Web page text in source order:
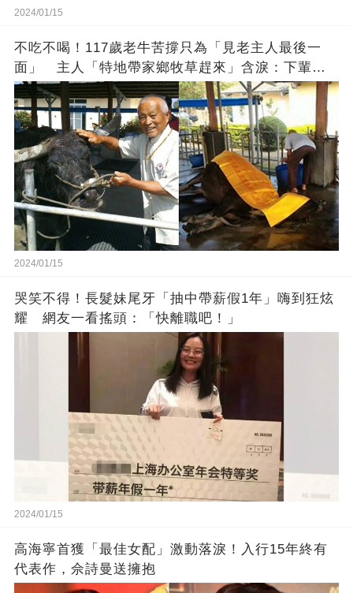
2024/01/15
不吃不喝！117歲老牛苦撐只為「見老主人最後一
面」 主人「特地帶家鄉牧草趕來」含淚：下輩子
找個好人家
2024/01/15
哭笑不得！長髮妹尾牙「抽中帶薪假1年」嗨到狂炫
耀 網友一看搖頭：「快離職吧！」
2024/01/15
高海寧首獲「最佳女配」激動落淚！入行15年終有
代表作，佘詩曼送擁抱